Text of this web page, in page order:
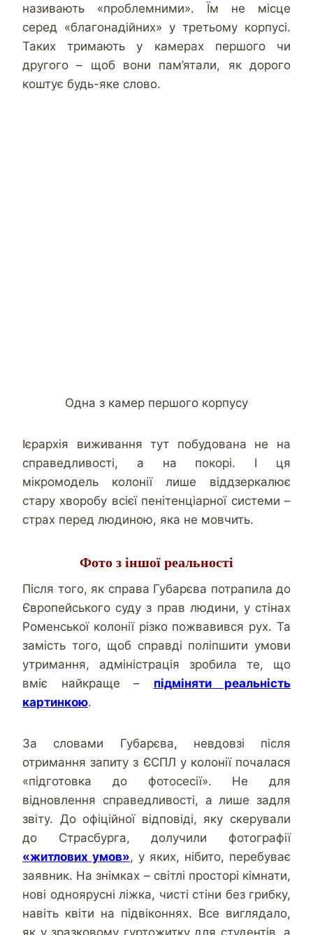
називають «проблемними». Їм не місце
серед «благонадійних» у третьому корпусі.
Таких тримають у камерах першого чи
другого – щоб вони пам’ятали, як дорого
коштує будь-яке слово.
Одна з камер першого корпусу
Ієрархія виживання тут побудована не на
справедливості, а на покорі. І ця
мікромодель колонії лише віддзеркалює
стару хворобу всієї пенітенціарної системи –
страх перед людиною, яка не мовчить.
Фото з іншої реальності
Після того, як справа Губарєва потрапила до
Європейського суду з прав людини, у стінах
Роменської колонії різко пожвавився рух. Та
замість того, щоб справді поліпшити умови
утримання, адміністрація зробила те, що
вміє найкраще – підміняти реальність
картинкою.
За словами Губарєва, невдовзі після
отримання запиту з ЄСПЛ у колонії почалася
«підготовка до фотосесії». Не для
відновлення справедливості, а лише задля
звіту. До офіційної відповіді, яку скерували
до Страсбурга, долучили фотографії
«житлових умов», у яких, нібито, перебуває
заявник. На знімках – світлі просторі кімнати,
нові одноярусні ліжка, чисті стіни без грибку,
навіть квіти на підвіконнях. Все виглядало,